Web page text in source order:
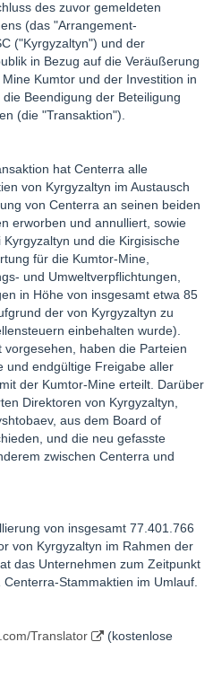
des zuvor gemeldeten
(das "Arrangement-
("Kyrgyzaltyn") und der
in Bezug auf die Veräußerung
Kumtor und der Investition in
Beendigung der Beteiligung
(die "Transaktion").
hat Centerra alle
von Kyrgyzaltyn im Austausch
von Centerra an seinen beiden
erworben und annulliert, sowie
und die Kirgisische
für die Kumtor-Mine,
und Umweltverpflichtungen,
in Höhe von insgesamt etwa 85
der von Kyrgyzaltyn zu
einbehalten wurde).
haben die Parteien
und endgültige Freigabe aller
der Kumtor-Mine erteilt. Darüber
Direktoren von Kyrgyzaltyn,
aus dem Board of
und die neu gefasste
zwischen Centerra und
von insgesamt 77.401.766
von Kyrgyzaltyn im Rahmen der
das Unternehmen zum Zeitpunkt
Stammaktien im Umlauf.
Translator
(kostenlose